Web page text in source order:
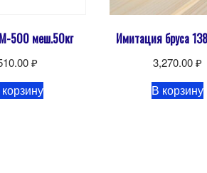
500 меш.50кг
₽
Имитация бруса
3,270.00₽
В корзину